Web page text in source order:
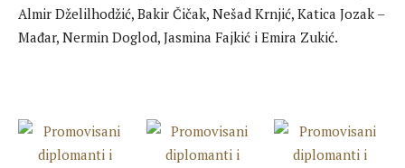
Almir Dželilhodžić, Bakir Čičak, Nešad Krnjić, Katica Jozak –
Mađar, Nermin Doglod, Jasmina Fajkić i Emira Zukić.